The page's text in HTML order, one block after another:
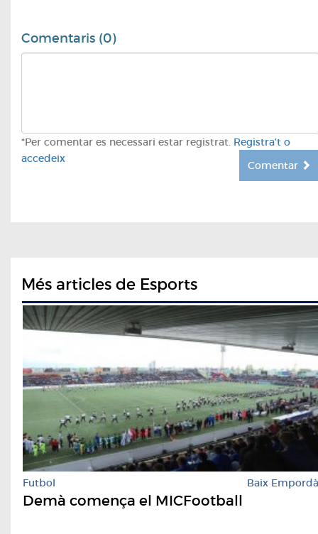
Comentaris (0)
*Per comentar es necessari estar registrat. Registra't o
accedeix
Comentar
Més articles de Esports
Futbol Baix Empordà
Demà comença el MICFootball